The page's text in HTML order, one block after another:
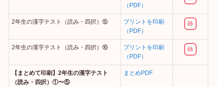
（PDF）
2年生の漢字テスト（読み・四択）⑮
プリントを印刷
（PDF）
2年生の漢字テスト（読み・四択）⑯
プリントを印刷
（PDF）
【まとめて印刷】2年生の漢字テスト
（読み・四択）①〜⑤
まとめPDF